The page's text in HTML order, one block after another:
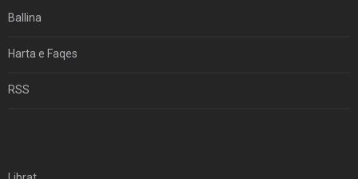
Ballina
Harta e Faqes
RSS